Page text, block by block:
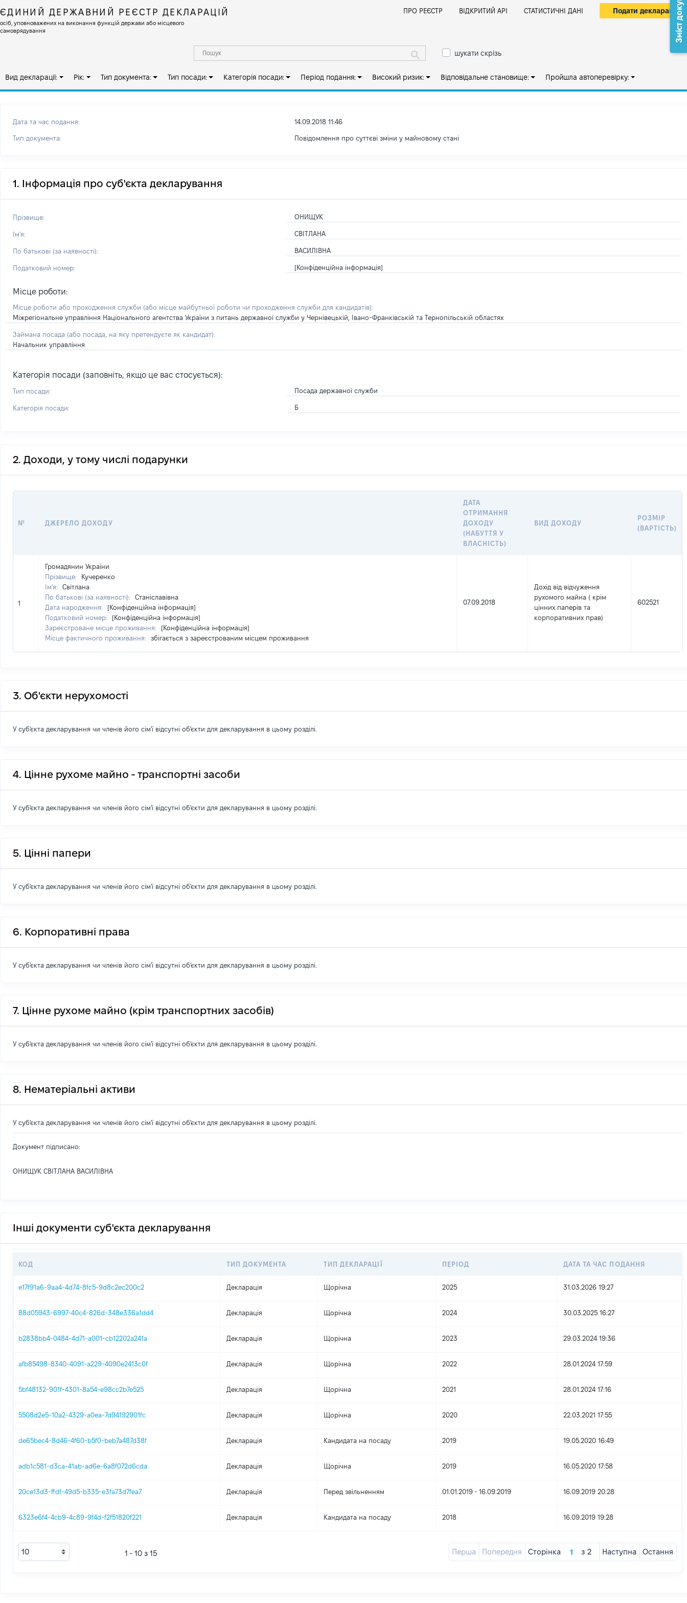
ЄДИНИЙ ДЕРЖАВНИЙ РЕЄСТР ДЕКЛАРАЦІЙ
осіб, уповноважених на виконання функцій держави або місцевого
самоврядування
ПРО РЕЄСТР ВІДКРИТИЙ АРІ СТАТИСТИЧНІ ДАНІ Подати декларацію
шукати скрізь
Вид декларації: Рік: Тип документа: Тип посади: Категорія посади: Період подання: Високий ризик: Відповідальне становище: Пройшла автоперевірку:
Дата та час подання: 14.09.2018 11:46
Тип документа: Повідомлення про суттєві зміни y майновому стані
1. Інформація про суб'єкта декларування
Прізвище: ОНИЩУК
Ім'я: СВІТЛАНА
По батькові (за наявності): ВАСИЛІВНА
Податковий номер: [Конфіденційна інформація]
Місце роботи:
Місце роботи або проходження служби (або місце майбутньої роботи чи проходження служби для кандидатів):
Міжрегіональне управління Національного агентства України з питань державної служби у Чернівецькій, Івано-Франківській та Тернопільській областях
Займана посада (або посада, на яку претендуєте як кандидат):
Начальник управління
Категорія посади (заповніть, якщо це вас стосується):
Тип посади: Посада державної служби
Категорія посади: Б
2. Доходи, у тому числі подарунки
№ ДЖЕРЕЛО ДОХОДУ
ДАТА
ОТРИМАННЯ
ДОХОДУ
(НАБУТТЯ У
ВЛАСНІСТЬ)
ВИД ДОХОДУ
РОЗМІР
(ВАРТІСТЬ)
1
Громадянин України
Прізвище:
Кучеренко
Ім'я:
Світлана
По батькові (за наявності):
Станіславівна
Дата народження:
[Конфіденційна інформація]
Податковий номер:
[Конфіденційна інформація]
Зареєстроване місце проживання:
[Конфіденційна інформація]
Місце фактичного проживання:
збігається з зареєстрованим місцем проживання
07.09.2018
Дохід від відчуження
рухомого майна ( крім
цінних паперів та
корпоративних прав)
602521
3. Об'єкти нерухомості
У суб'єкта декларування чи членів його сім'ї відсутні об'єкти для декларування в цьому розділі.
4. Цінне рухоме майно - транспортні засоби
У суб'єкта декларування чи членів його сім'ї відсутні об'єкти для декларування в цьому розділі.
5. Цінні папери
У суб'єкта декларування чи членів його сім'ї відсутні об'єкти для декларування в цьому розділі.
6. Корпоративні права
У суб'єкта декларування чи членів його сім'ї відсутні об'єкти для декларування в цьому розділі.
7. Цінне рухоме майно (крім транспортних засобів)
У суб'єкта декларування чи членів його сім'ї відсутні об'єкти для декларування в цьому розділі.
8. Нематеріальні активи
У суб'єкта декларування чи членів його сім'ї відсутні об'єкти для декларування в цьому розділі.
Документ підписано:
ОНИЩУК СВІТЛАНА ВАСИЛІВНА
Інші документи суб'єкта декларування
КОД ТИП ДОКУМЕНТА ТИП ДЕКЛАРАЦІЇ ПЕРІОД ДАТА ТА ЧАС ПОДАННЯ
e17f91a6-9aa4-4d74-8fc5-9d8c2ec200c2 Декларація Щорічна 2025 31.03.2026 19:27
88d05943-6997-40c4-826d-348e336a1dd4 Декларація Щорічна 2024 30.03.2025 16:27
b2838bb4-0484-4d71-a001-cb12202a241a Декларація Щорічна 2023 29.03.2024 19:36
afb85498-8340-4091-a229-4090e2413c0f Декларація Щорічна 2022 28.01.2024 17:59
5bf48132-901f-4301-8a54-e98cc2b7e525 Декларація Щорічна 2021 28.01.2024 17:16
5508d2e5-10a2-4329-a0ea-7d94192901fc Декларація Щорічна 2020 22.03.2021 17:55
de65bec4-8d46-4f60-b5f0-beb7a487d38f Декларація Кандидата на посаду 2019 19.05.2020 16:49
adb1c581-d3ca-41ab-ad6e-6a8f072d6cda Декларація Щорічна 2019 16.05.2020 17:58
20ce13d3-ffdf-49d5-b335-e3fa73d7fea7 Декларація Перед звільненням 01.01.2019 - 16.09.2019 16.09.2019 20:28
6323e6f4-4cb9-4c89-9f4d-f2f51820f221 Декларація Кандидата на посаду 2018 16.09.2019 19:28
1 - 10 з 15 Перша Попередня Сторінка з 2 Наступна Остання